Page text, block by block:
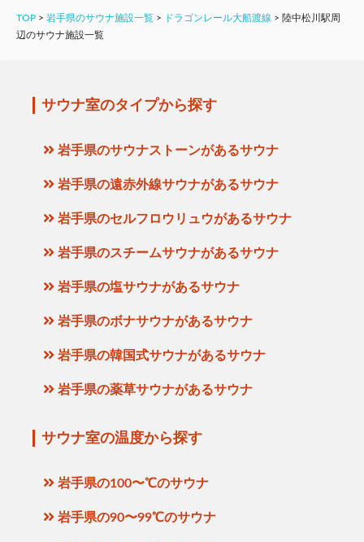
TOP > 岩手県のサウナ施設一覧 > ドラゴンレール大船渡線 > 陸中松川駅周
辺のサウナ施設一覧
サウナ室のタイプから探す
岩手県のサウナストーンがあるサウナ
岩手県の遠赤外線サウナがあるサウナ
岩手県のセルフロウリュウがあるサウナ
岩手県のスチームサウナがあるサウナ
岩手県の塩サウナがあるサウナ
岩手県のボナサウナがあるサウナ
岩手県の韓国式サウナがあるサウナ
岩手県の薬草サウナがあるサウナ
サウナ室の温度から探す
岩手県の100〜℃のサウナ
岩手県の90〜99℃のサウナ